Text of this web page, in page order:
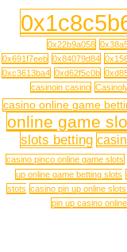
0x22b9a058
0x691f7eeb 0x84079d84
0xc3613ba4 0xd62f5c0b
casinoin casino
casino online game
online game
slots betting
casino pinco online game slots
up online game betting slots
stots casino pin up online
pin up casino